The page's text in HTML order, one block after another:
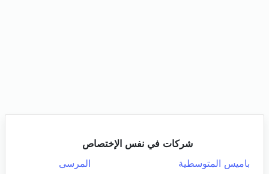
شركات في نفس الإختصاص
باميس المتوسطية
المرسى